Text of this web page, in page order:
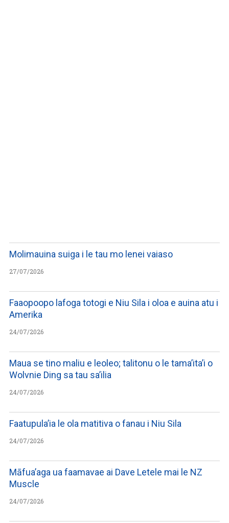
Molimauina suiga i le tau mo lenei vaiaso
27/07/2026
Faaopoopo lafoga totogi e Niu Sila i oloa e auina atu i
Amerika
24/07/2026
Maua se tino maliu e leoleo; talitonu o le tama’ita’i o
Wolvnie Ding sa tau sa’ilia
24/07/2026
Faatupula’ia le ola matitiva o fanau i Niu Sila
24/07/2026
Māfua’aga ua faamavae ai Dave Letele mai le NZ
Muscle
24/07/2026